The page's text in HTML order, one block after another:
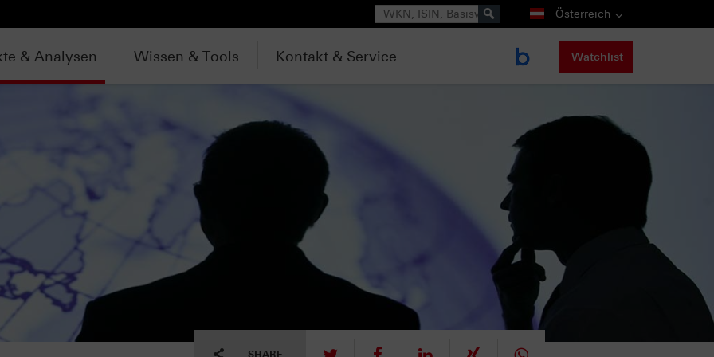
Suche Österreich
& Analysen Wissen & Tools Kontakt & Service Watchlist
SHARE tweet mitteilen